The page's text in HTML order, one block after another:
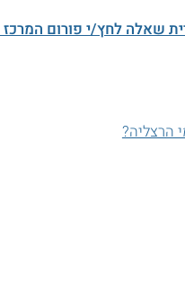
שאלה לחץ/י פורום המרכז
הרצליה?